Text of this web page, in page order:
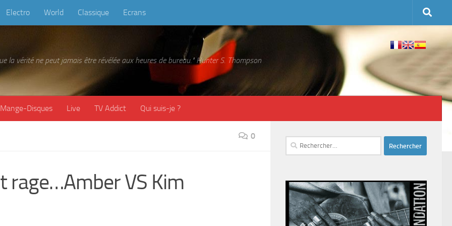
Electro World Classique Ecrans
la vérité ne peut jamais être révélée aux heures de bureau." Hunter S. Thompson
Mange-Disques Live TV Addict Qui suis-je ?
0
rage…Amber VS Kim
Rechercher :